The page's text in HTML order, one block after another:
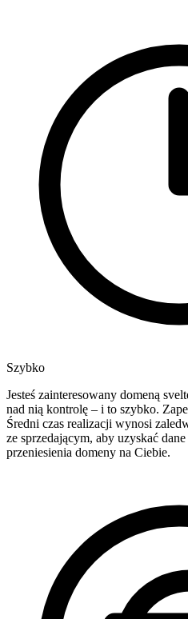
Szybko
Jesteś zainteresowany domeną
nad nią kontrolę – i to szybko.
Średni czas realizacji wynosi
ze sprzedającym, aby uzyskać
przeniesienia domeny na Ciebie.